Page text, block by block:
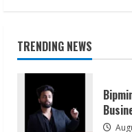
TRENDING NEWS